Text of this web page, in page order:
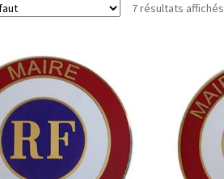
7 résultats affichés